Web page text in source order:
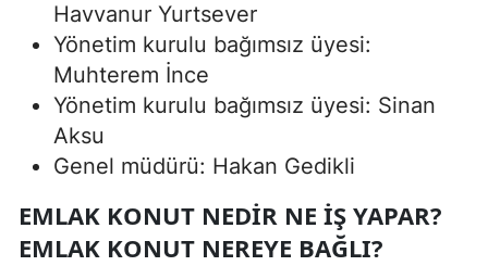
Havvanur Yurtsever
Yönetim kurulu bağımsız üyesi:
Muhterem İnce
Yönetim kurulu bağımsız üyesi: Sinan
Aksu
Genel müdürü: Hakan Gedikli
EMLAK KONUT NEDIR NE İŞ YAPAR?
EMLAK KONUT NEREYE BAĞLI?